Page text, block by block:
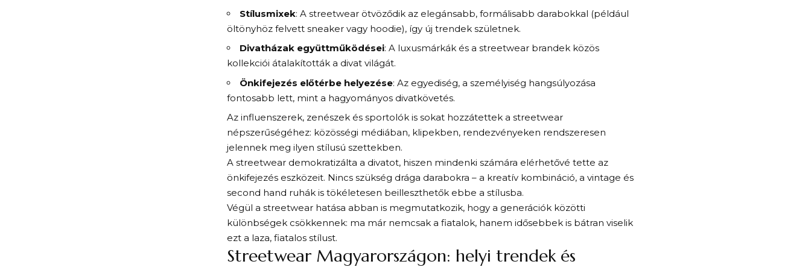
Stílusmixek: A streetwear ötvöződik az elegánsabb, formálisabb darabokkal (például
öltönyhöz felvett sneaker vagy hoodie), így új trendek születnek.
Divatházak együttműködései: A luxusmárkák és a streetwear brandek közös
kollekciói átalakították a divat világát.
Önkifejezés előtérbe helyezése: Az egyediség, a személyiség hangsúlyozása
fontosabb lett, mint a hagyományos divatkövetés.
Az influenszerek, zenészek és sportolók is sokat hozzátettek a streetwear
népszerűségéhez: közösségi médiában, klipekben, rendezvényeken rendszeresen
jelennek meg ilyen stílusú szettekben.
A streetwear demokratizálta a divatot, hiszen mindenki számára elérhetővé tette az
önkifejezés eszközeit. Nincs szükség drága darabokra – a kreatív kombináció, a vintage és
second hand ruhák is tökéletesen beilleszthetők ebbe a stílusba.
Végül a streetwear hatása abban is megmutatkozik, hogy a generációk közötti
különbségek csökkennek: ma már nemcsak a fiatalok, hanem idősebbek is bátran viselik
ezt a laza, fiatalos stílust.
Streetwear Magyarországon: helyi trendek és